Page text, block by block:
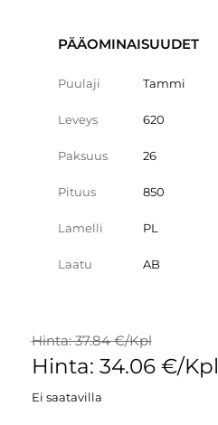
PÄÄOMINAISUUDET
Puulaji Tammi
Leveys 620
Paksuus 26
Pituus 850
Lamelli PL
Laatu AB
Hinta: 37.84 €/Kpl
Hinta: 34.06 €/Kpl
Ei saatavilla